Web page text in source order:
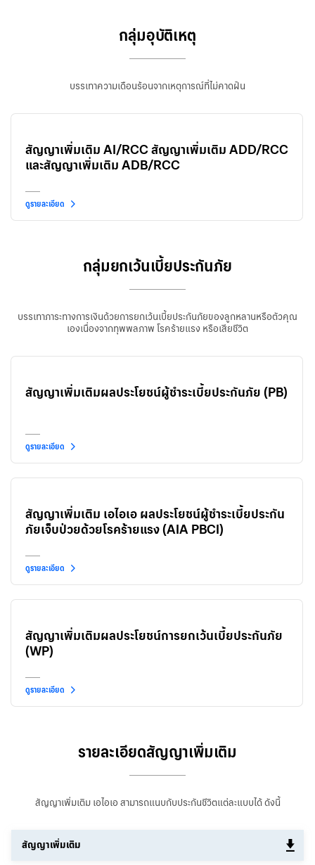
กลุ่มอุบัติเหตุ
บรรเทาความเดือนร้อนจากเหตุการณ์ที่ไม่คาดฝัน
สัญญาเพิ่มเติม AI/RCC สัญญาเพิ่มเติม ADD/RCC
และสัญญาเพิ่มเติม ADB/RCC
ดูรายละเอียด
กลุ่มยกเว้นเบี้ยประกันภัย
บรรเทาภาระทางการเงินด้วยการยกเว้นเบี้ยประกันภัยของลูกหลานหรือตัวคุณ
เองเนื่องจากทุพพลภาพ โรคร้ายแรง หรือเสียชีวิต
สัญญาเพิ่มเติมผลประโยชน์ผู้ชำระเบี้ยประกันภัย (PB)
ดูรายละเอียด
สัญญาเพิ่มเติม เอไอเอ ผลประโยชน์ผู้ชำระเบี้ยประกัน
ภัยเจ็บป่วยด้วยโรคร้ายแรง (AIA PBCI)
ดูรายละเอียด
สัญญาเพิ่มเติมผลประโยชน์การยกเว้นเบี้ยประกันภัย
(WP)
ดูรายละเอียด
รายละเอียดสัญญาเพิ่มเติม
สัญญาเพิ่มเติม เอไอเอ สามารถแนบกับประกันชีวิตแต่ละแบบได้ ดังนี้
สัญญาเพิ่มเติม